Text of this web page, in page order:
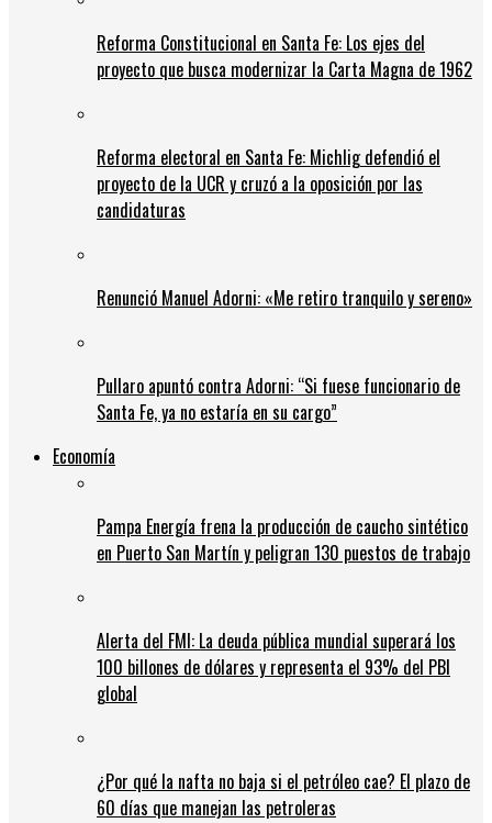
Reforma Constitucional en Santa Fe: Los ejes del
proyecto que busca modernizar la Carta Magna de 1962
Reforma electoral en Santa Fe: Michlig defendió el
proyecto de la UCR y cruzó a la oposición por las
candidaturas
Renunció Manuel Adorni: «Me retiro tranquilo y sereno»
Pullaro apuntó contra Adorni: “Si fuese funcionario de
Santa Fe, ya no estaría en su cargo”
Economía
Pampa Energía frena la producción de caucho sintético
en Puerto San Martín y peligran 130 puestos de trabajo
Alerta del FMI: La deuda pública mundial superará los
100 billones de dólares y representa el 93% del PBI
global
¿Por qué la nafta no baja si el petróleo cae? El plazo de
60 días que manejan las petroleras